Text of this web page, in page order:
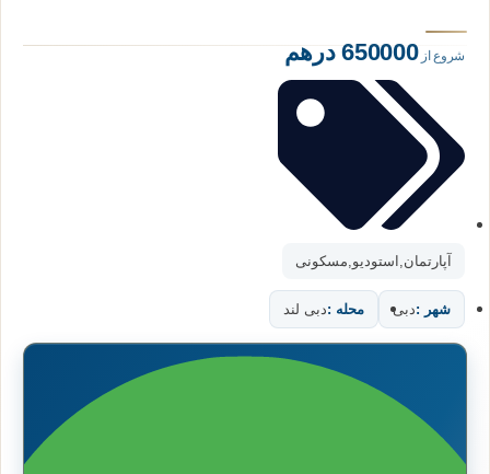
شروع از 650000 درهم
آپارتمان,استودیو ,مسکونی
شهر : دبی محله :دبی لند